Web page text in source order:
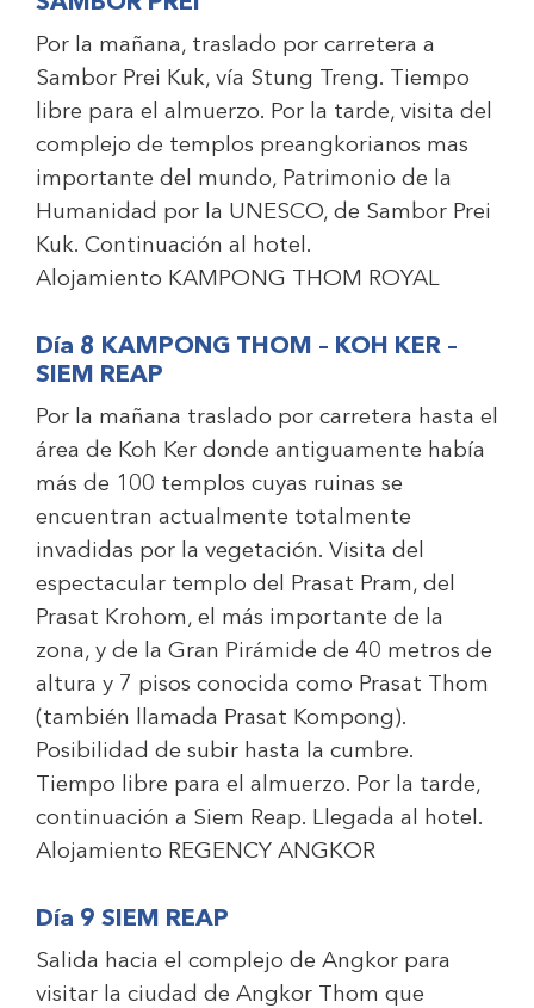
Por la mañana, traslado por carretera a
Sambor Prei Kuk, vía Stung Treng. Tiempo
libre para el almuerzo. Por la tarde, visita del
complejo de templos preangkorianos mas
importante del mundo, Patrimonio de la
Humanidad por la UNESCO, de Sambor Prei
Kuk. Continuación al hotel.
Alojamiento KAMPONG THOM ROYAL
Día 8 KAMPONG THOM – KOH KER –
SIEM REAP
Por la mañana traslado por carretera hasta el
área de Koh Ker donde antiguamente había
más de 100 templos cuyas ruinas se
encuentran actualmente totalmente
invadidas por la vegetación. Visita del
espectacular templo del Prasat Pram, del
Prasat Krohom, el más importante de la
zona, y de la Gran Pirámide de 40 metros de
altura y 7 pisos conocida como Prasat Thom
(también llamada Prasat Kompong).
Posibilidad de subir hasta la cumbre.
Tiempo libre para el almuerzo. Por la tarde,
continuación a Siem Reap. Llegada al hotel.
Alojamiento REGENCY ANGKOR
Día 9 SIEM REAP
Salida hacia el complejo de Angkor para
visitar la ciudad de Angkor Thom que